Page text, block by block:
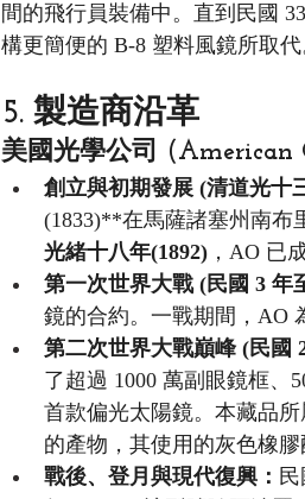
間的飛行員裝備中。直到民國
構更簡便的 B-8 塑料風鏡所取代
5. 製造商沿革
美國光學公司
創立與初期發展 (清道光十
(1833)**在馬薩諸塞州南布
光緒十八年(1892) ，AO 已
第一次世界大戰 (民國 3 年
鏡的合約。一戰期間，AO
第二次世界大戰巔峰 (民國
了超過 1000 萬副眼鏡框、
首款偏光太陽鏡。本藏品
的產物，其使用的灰色橡膠
戰後、登月與現代復興：